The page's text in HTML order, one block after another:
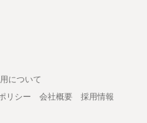
について
リシー 会社概要
採用情報